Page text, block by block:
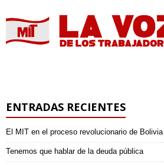
ENTRADAS RECIENTES
El MIT en el proceso revolucionario de Bolivia
Tenemos que hablar de la deuda pública